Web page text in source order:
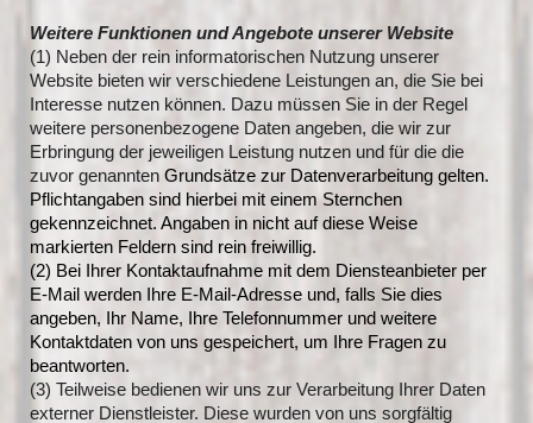
Weitere Funktionen und Angebote unserer Website
(1) Neben der rein informatorischen Nutzung unserer
Website bieten wir verschiedene Leistungen an, die Sie bei
Interesse nutzen können. Dazu müssen Sie in der Regel
weitere personenbezogene Daten angeben, die wir zur
Erbringung der jeweiligen Leistung nutzen und für die die
zuvor genannten Grundsätze zur Datenverarbeitung gelten.
Pflichtangaben sind hierbei mit einem Sternchen
gekennzeichnet. Angaben in nicht auf diese Weise
markierten Feldern sind rein freiwillig.
(2) Bei Ihrer Kontaktaufnahme mit dem Diensteanbieter per
E-Mail werden Ihre E-Mail-Adresse und, falls Sie dies
angeben, Ihr Name, Ihre Telefonnummer und weitere
Kontaktdaten von uns gespeichert, um Ihre Fragen zu
beantworten.
(3) Teilweise bedienen wir uns zur Verarbeitung Ihrer Daten
externer Dienstleister. Diese wurden von uns sorgfältig